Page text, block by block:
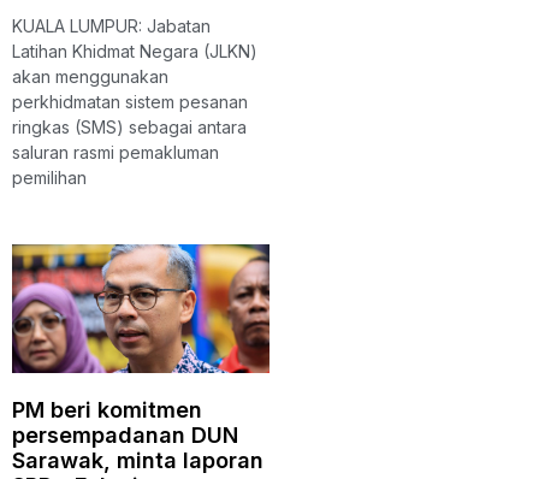
KUALA LUMPUR: Jabatan
Latihan Khidmat Negara (JLKN)
akan menggunakan
perkhidmatan sistem pesanan
ringkas (SMS) sebagai antara
saluran rasmi pemakluman
pemilihan
PM beri komitmen
persempadanan DUN
Sarawak, minta laporan